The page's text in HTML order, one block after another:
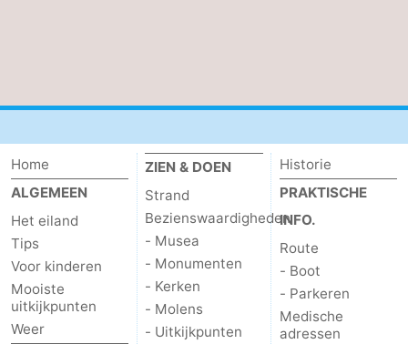
adressen
Regio
Waddeneilanden
-
Schiermonnikoog
-
Ameland
Terschelling
-
Home
ALGEMEEN
Het eiland
Tips
Voor kinderen
Mooiste
uitkijkpunten
Weer
ZIEN & DOEN
Strand
Bezienswaardigheden
- Musea
- Monumenten
- Kerken
- Molens
- Uitkijkpunten
Historie
PRAKTISCHE
INFO.
Route
- Boot
- Parkeren
Medische
adressen